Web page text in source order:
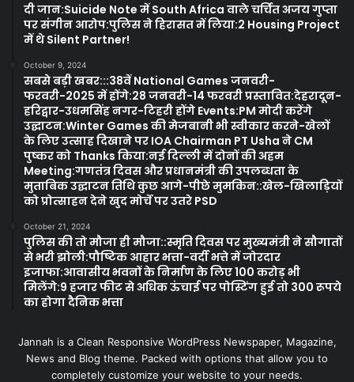
दी जान:Suicide Note में South Africa वाले चर्चित अजय गुप्ता
पर संगीन आरोप:पुलिस ने हिरासत में लिया:2 Housing Project
में थे Silent Partner!
October 9, 2024
सबसे बड़ी खबर:::38वें National Games जनवरी-
फरवरी-2025 में होंगे:28 जनवरी-14 फरवरी प्रस्तावित:देहरादून-
हरिद्वार-उधमसिंह नगर-टिहरी होंगे Events:PM मोदी करेंगे
उद्घाटन:Winter Games की मेजबानी भी स्वीकार करने-खेलों
के लिए उत्साह दिखाने पर IOA Chairman PT Usha ने CM
पुष्कर को Thanks किया:नई दिल्ली में दोनों की अहम
Meeting:गणतंत्र दिवस और प्रधानमंत्री की उपलब्धता के
मुताबिक उद्घाटन तिथि कुछ आगे-पीछे मुमकिन::खेल-खिलाड़ियों
को प्रोत्साहन देने खुद मोर्चे पर उतरे PSD
October 21, 2024
पुलिस की तो मौजा ही मौजा::स्मृति दिवस पर मुख्यमंत्री ने सौगातों
से भरी झोली:पौष्टिक आहार भत्ता-वर्दी भत्ते में जोरदार
इजाफा:आवासीय भवनों के निर्माण के लिए 100 करोड़ भी
मिलेंगे:9 हजार फीट से अधिक ऊंचाई पर पोस्टिंग हुई तो 300 रूपये
का होगा दैनिक भत्ता
Jannah is a Clean Responsive WordPress Newspaper, Magazine,
News and Blog theme. Packed with options that allow you to
completely customize your website to your needs.